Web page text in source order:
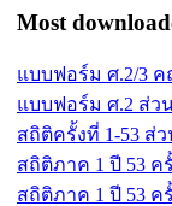
Most
แบบฟอร์ม ศ.2/3
แบบฟอร์ม ศ.2 ส่ว
สถิติครั้งที่ 1-53 ส่
สถิติภาค 1 ปี 53 ค
สถิติภาค 1 ปี 53 ค